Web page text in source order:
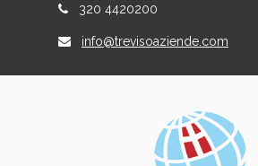
320 4420200
info@trevisoaziende.com